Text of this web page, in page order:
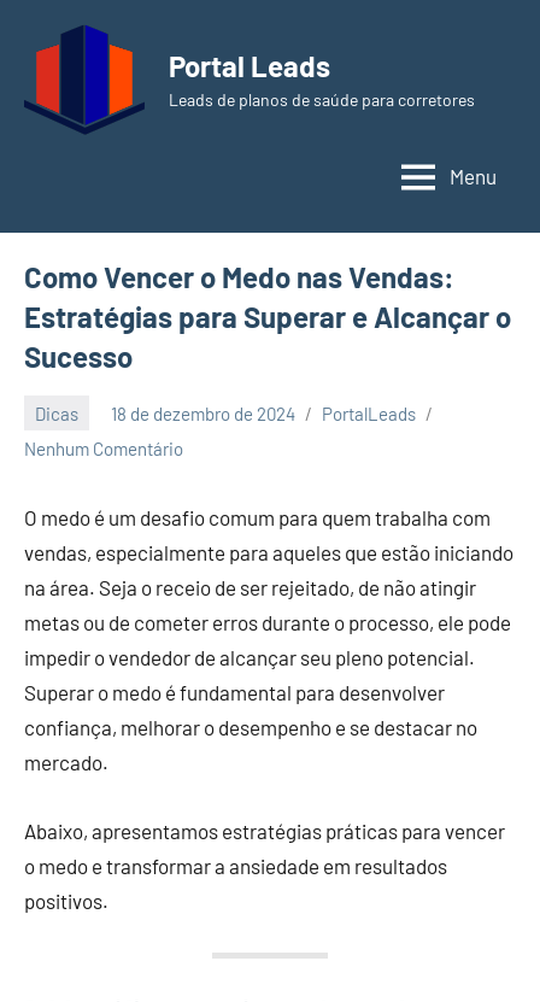
conteúdo
Portal Leads
Leads de planos de saúde para corretores
Menu
Como Vencer o Medo nas Vendas:
Estratégias para Superar e Alcançar o
Sucesso
Dicas 18 de dezembro de 2024
PortalLeads
Nenhum Comentário
O medo é um desafio comum para quem trabalha com
vendas, especialmente para aqueles que estão iniciando
na área. Seja o receio de ser rejeitado, de não atingir
metas ou de cometer erros durante o processo, ele pode
impedir o vendedor de alcançar seu pleno potencial.
Superar o medo é fundamental para desenvolver
confiança, melhorar o desempenho e se destacar no
mercado.
Abaixo, apresentamos estratégias práticas para vencer
o medo e transformar a ansiedade em resultados
positivos.